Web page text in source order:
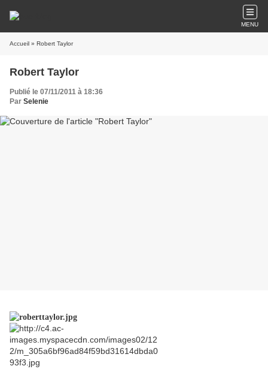
MENU
Accueil » Robert Taylor
Robert Taylor
Publié le 07/11/2011 à 18:36
Par Selenie